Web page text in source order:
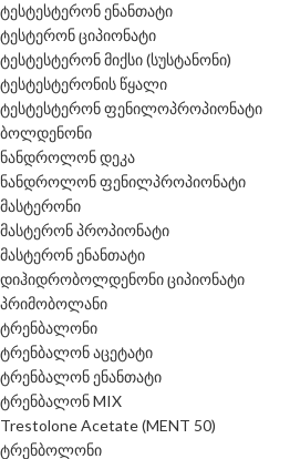
ტესტესტერონ ენანთატი
ტესტერონ ციპიონატი
ტესტესტერონ მიქსი (სუსტანონი)
ტესტესტერონის წყალი
ტესტესტერონ ფენილოპროპიონატი
ბოლდენონი
ნანდროლონ დეკა
ნანდროლონ ფენილპროპიონატი
მასტერონი
მასტერონ პროპიონატი
მასტერონ ენანთატი
დიჰიდრობოლდენონი ციპიონატი
პრიმობოლანი
ტრენბალონი
ტრენბალონ აცეტატი
ტრენბალონ ენანთატი
ტრენბალონ MIX
Trestolone Acetate (MENT 50)
ტრენბოლონი